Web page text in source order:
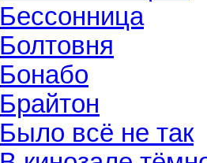
Бессонница
Болтовня
Бонабо
Брайтон
Было всё не так